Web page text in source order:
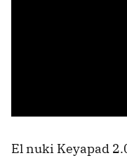
El nuki Keyapad